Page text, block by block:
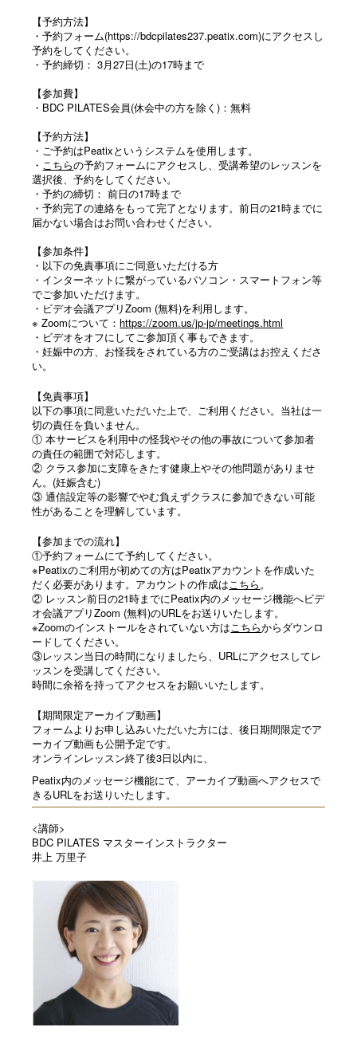
【予約方法】
・予約フォーム(https://bdcpilates237.peatix.com)にアクセスし
予約をしてください。
・予約締切： 3月27日(土)の17時まで
【参加費】
・BDC PILATES会員(休会中の方を除く)：無料
【予約方法】
・ご予約はPeatixというシステムを使用します。
・ こちらの予約フォームにアクセスし、受講希望のレッスンを
選択後、予約をしてください。
・予約の締切： 前日の17時まで
・予約完了の連絡をもって完了となります。前日の21時までに
届かない場合はお問い合わせください。
【参加条件】
・以下の免責事項にご同意いただける方
・インターネットに繋がっているパソコン・スマートフォン等
でご参加いただけます。
・ビデオ会議アプリZoom (無料)を利用します。
※ Zoomについて： https://zoom.us/jp-jp/meetings.html
・ビデオをオフにしてご参加頂く事もできます。
・妊娠中の方、お怪我をされている方のご受講はお控えくださ
い。
【免責事項】
以下の事項に同意いただいた上で、ご利用ください。当社は一
切の責任を負いません。
① 本サービスを利用中の怪我やその他の事故について参加者
の責任の範囲で対応します。
② クラス参加に支障をきたす健康上やその他問題がありませ
ん。(妊娠含む)
③ 通信設定等の影響でやむ負えずクラスに参加できない可能
性があることを理解しています。
【参加までの流れ】
①予約フォームにて予約してください。
※Peatixのご利用が初めての方はPeatixアカウントを作成いた
だく必要があります。アカウントの作成は こちら 。
② レッスン前日の21時までにPeatix内のメッセージ機能へビデ
オ会議アプリZoom (無料)のURLをお送りいたします。
※Zoomのインストールをされていない方は こちらからダウンロ
ードしてください。
③レッスン当日の時間になりましたら、URLにアクセスしてレ
ッスンを受講してください。
時間に余裕を持ってアクセスをお願いいたします。
【期間限定アーカイブ動画】
フォームよりお申し込みいただいた方には、後日期間限定でア
ーカイブ動画も公開予定です。
オンラインレッスン終了後3日以内に、
Peatix内のメッセージ機能にて、 アーカイブ動画へアクセスで
きるURLをお送りいたします。
<講師>
BDC PILATES マスターインストラクター
井上 万里子